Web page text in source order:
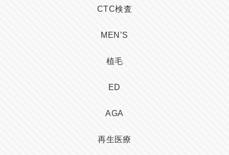
CTC検査
MEN’S
植毛
ED
AGA
再生医療